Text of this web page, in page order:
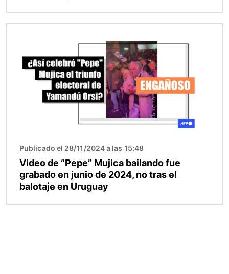
Publicado el 28/11/2024 a las 15:48
Video de “Pepe” Mujica bailando fue
grabado en junio de 2024, no tras el
balotaje en Uruguay